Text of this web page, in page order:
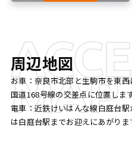
周辺地図
MAP
お車：奈良市北部と生駒市を東
国道168号線の交差点に位置します
電車：近鉄けいはんな線白庭台
は白庭台駅までお迎えにあがりま